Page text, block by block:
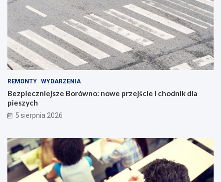
REMONTY WYDARZENIA
Bezpieczniejsze Borówno: nowe przejście i chodnik dla
pieszych
5 sierpnia 2026